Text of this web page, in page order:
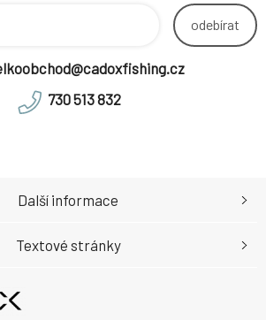
odebírat
730 513 832
Další informace
Textové stránky